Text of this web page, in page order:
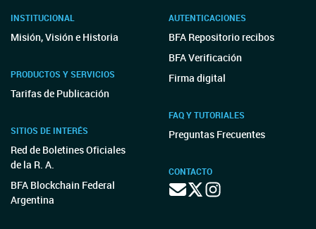
INSTITUCIONAL
Misión, Visión e Historia
PRODUCTOS Y SERVICIOS
Tarifas de Publicación
SITIOS DE INTERÉS
Red de Boletines Oficiales
de la R. A.
BFA Blockchain Federal
Argentina
AUTENTICACIONES
BFA Repositorio recibos
BFA Verificación
Firma digital
FAQ Y TUTORIALES
Preguntas Frecuentes
CONTACTO